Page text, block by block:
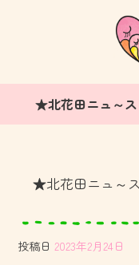
★北花田ニュ～
★北花田ニュ～
投稿日 2023年2月24日